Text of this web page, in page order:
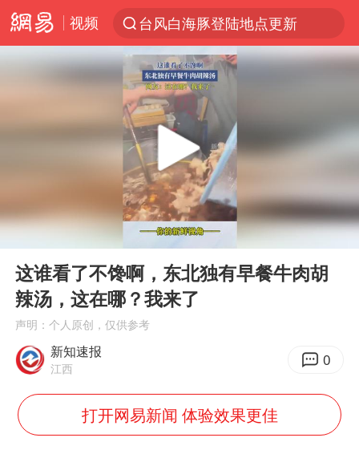
视频
台风白海豚登陆地点更新
以“新”破局 首发经济点亮城市消费活力
台风白海豚进入48小时警戒线
中方回应是否在太平洋海底开采稀土
看守所辅警收受10万获刑1年
宇树科技发行价格150.80元/股
宇树科技王兴兴身家有望超200亿元
五粮液渠道价一箱上涨近百元
CIA被曝已秘密设立古巴工作组
U17国足1分钟轰2球
泰国一女公务员妆容引争议 本人回应
法国将禁止“未经同意的电话营销”
24小时不关空调 电费会更低吗
Play
00:00 00:13
这谁看了不馋啊，东北独有早餐牛肉胡
辣汤，这在哪？我来了
声明：个人原创，仅供参考
新知速报
江西 0
打开网易新闻 体验效果更佳